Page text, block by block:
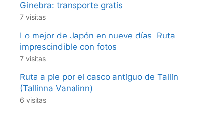
Ginebra: transporte gratis
7 visitas
Lo mejor de Japón en nueve días. Ruta
imprescindible con fotos
7 visitas
Ruta a pie por el casco antiguo de Tallin
(Tallinna Vanalinn)
6 visitas